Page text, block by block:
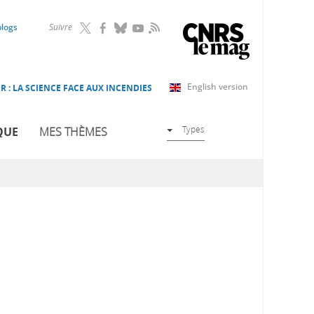
Suivre RSS
English version
: LA SCIENCE FACE AUX INCENDIES
MES THÈMES Types